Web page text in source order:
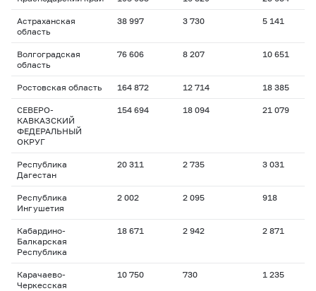
Астраханская
область
38 997 3 730 5 141
Волгоградская
область
76 606 8 207 10 651
Ростовская область 164 872 12 714 18 385
СЕВЕРО-
КАВКАЗСКИЙ
ФЕДЕРАЛЬНЫЙ
ОКРУГ
154 694 18 094 21 079
Республика
Дагестан
20 311 2 735 3 031
Республика
Ингушетия
2 002 2 095 918
Кабардино-
Балкарская
Республика
18 671 2 942 2 871
Карачаево-
Черкесская
10 750 730 1 235